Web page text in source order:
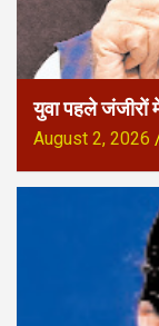
युवा पहले जंजीरों
August 2, 2026